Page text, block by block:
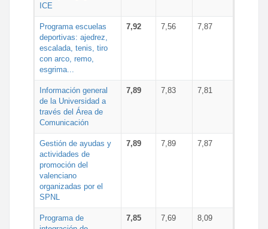
ICE
Programa escuelas
deportivas: ajedrez,
escalada, tenis, tiro
con arco, remo,
esgrima...
7,92 7,56 7,87
Información general
de la Universidad a
través del Área de
Comunicación
7,89 7,83 7,81
Gestión de ayudas y
actividades de
promoción del
valenciano
organizadas por el
SPNL
7,89 7,89 7,87
Programa de
7,85 7,69 8,09